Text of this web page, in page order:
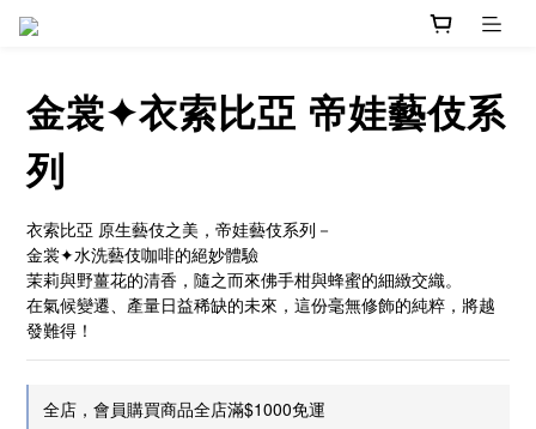
金裳✦衣索比亞 帝娃藝伎系
列
衣索比亞 原生藝伎之美，帝娃藝伎系列－
金裳✦水洗藝伎咖啡的絕妙體驗
茉莉與野薑花的清香，隨之而來佛手柑與蜂蜜的細緻交織。
在氣候變遷、產量日益稀缺的未來，這份毫無修飾的純粹，將越
發難得！
全店，會員購買商品全店滿$1000免運